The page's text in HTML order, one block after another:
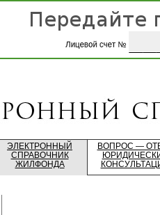
ЭЛЕКТРОННЫЙ
СПРАВОЧНИК
ЖИЛФОНДА
ВОПРОС —